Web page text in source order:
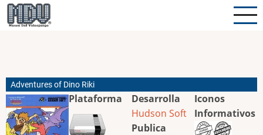
Pasar
al
Adventures of Dino Riki
Plataforma
Desarrolla
Hudson Soft
Publica
Iconos
Informativos